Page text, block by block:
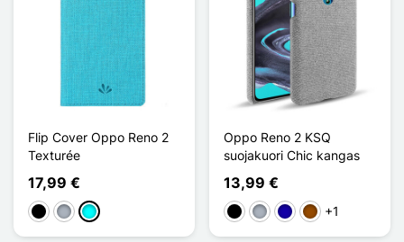
Flip Cover Oppo Reno 2
Texturée
17,99 €
MustaHarmaa
Cyan
Oppo Reno 2 KSQ
suojakuori Chic kangas
13,99 €
MustaHarmaaBleu Foncé
Ruskea
+1